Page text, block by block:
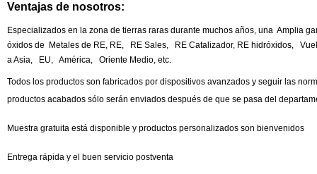
Ventajas de nosotros:
Especializados en la zona de tierras raras durante muchos años, una Amplia
óxidos de Metales de RE, RE, RE Sales, RE Catalizador, RE hidróxidos,
a Asia, EU, América, Oriente Medio, etc.
Todos los productos son fabricados por dispositivos avanzados y seguir las
productos acabados sólo serán enviados después de que se pasa del
Muestra gratuita está disponible y productos personalizados son bienvenidos
Entrega rápida y el buen servicio postventa